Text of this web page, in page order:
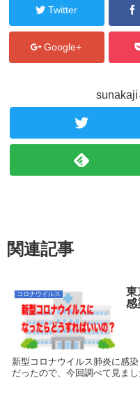
Twitter
Google+
sunakaji
関連記事
コロナウイルス
東
感
新型コロナウイルス肺炎に感
だったので、今回調べて見ま